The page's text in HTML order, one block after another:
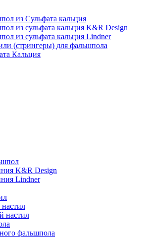
из Сульфата кальция
из сульфата кальция K&R Design
из сульфата кальция Lindner
(стрингеры) для фальшпола
Кальция
K&R Design
Lindner
настил
фальшпола